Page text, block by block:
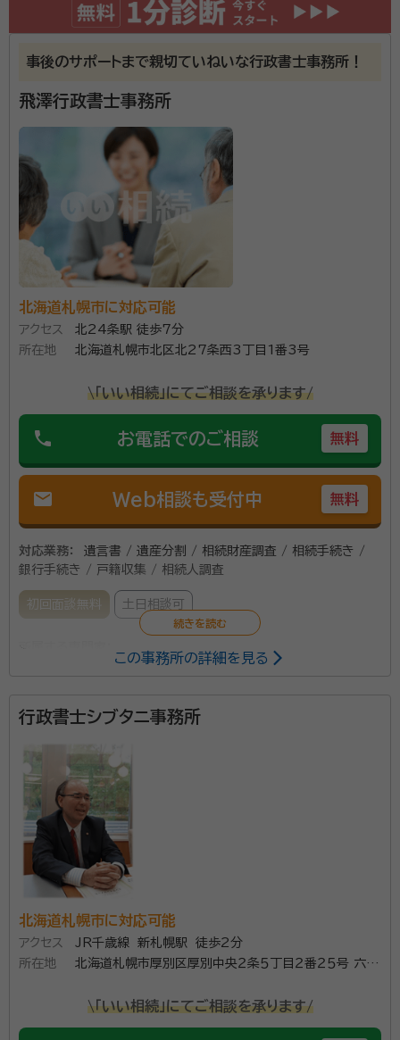
事後のサポートまで親切ていねいな行政書士事務所！
飛澤行政書士事務所
北海道札幌市に対応可能
アクセス
北24条駅 徒歩7分
所在地
北海道札幌市北区北27条西3丁目1番3号
\「いい相続」にてご相談を承ります/
phone お電話でのご相談 無料
mail Web相談も受付中 無料
対応業務：
遺言書 / 遺産分割 / 相続財産調査 / 相続手続き /
銀行手続き / 戸籍収集 / 相続人調査
初回面談無料 土日相談可
ない」といったお悩みから、一刻も早く解決したいとい
う思いまで親切丁寧に対応しています。 主な業務内容
は、遺言書の作成支援から相続手続きに必要な戸籍調
査、財産調査、遺産分割協議書の作成などです。 「手続
きにはどれくらいの金額がかかるのだろう」と不安に思
うことが多いものですが、飛澤行政書士事務所は明朗会
計に努めており、見積りも可能です。 札幌で遺産相続に
関するお悩みがある方は、些細なことでもお気軽にご相
談してみると良いでしょう。
資格等： 行政書士
所属団体：北海道行政書士会
この事務所の詳細を見る
行政書士シブタニ事務所
北海道札幌市に対応可能
アクセス
JR千歳線 新札幌駅 徒歩2分
所在地
北海道札幌市厚別区厚別中央２条５丁目２番２５号 六興
\「いい相続」にてご相談を承ります/